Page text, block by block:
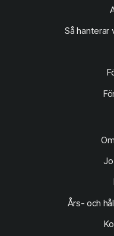
Så hanterar
Års- och